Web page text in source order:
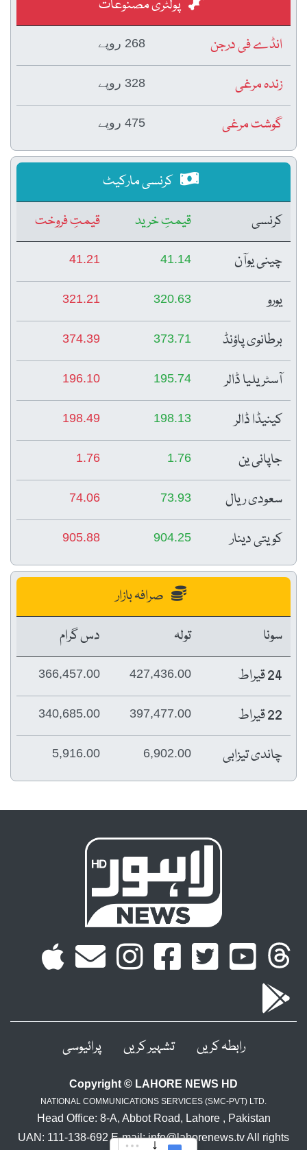
پولٹری مصنوعات
انڈے فی درجن
268 روپے
زندہ مرغی 328 روپے
گوشت مرغی 475 روپے
کرنسی مارکیٹ
کرنسی
قیمتِ خرید
قیمتِ فروخت
چینی یوآن
41.14
41.21
یورو 320.63
321.21
برطانوی پاؤنڈ 373.71
374.39
آسٹریلیا ڈالر 195.74
196.10
کینیڈا ڈالر 198.13
198.49
جاپانی ین 1.76
1.76
سعودی ریال 73.93
74.06
کویتی دینار 904.25
905.88
صرافہ بازار
سونا
تولہ
دس گرام
24 قیراط
427,436.00
366,457.00
22 قیراط 397,477.00
340,685.00
چاندی تیزابی 6,902.00
5,916.00
رابطہ کریں تشہیر کریں پرائیوسی
Copyright © LAHORE NEWS HD
NATIONAL COMMUNICATIONS SERVICES (SMC-PVT) LTD.
Head Office: 8-A, Abbot Road, Lahore , Pakistan
UAN: 111-138-692 E-mail: info@lahorenews.tv All rights